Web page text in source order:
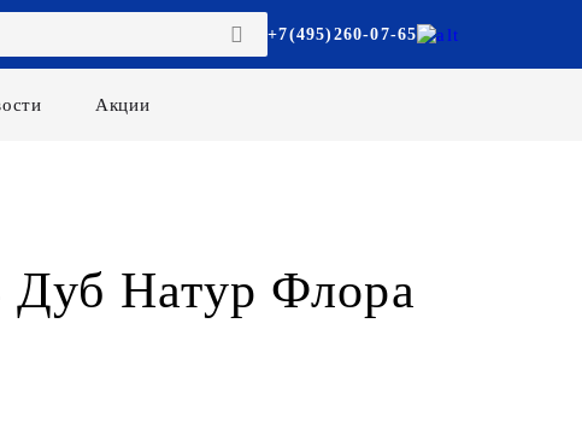
+7(495)260-07-65
Акции
Дуб Натур Флора